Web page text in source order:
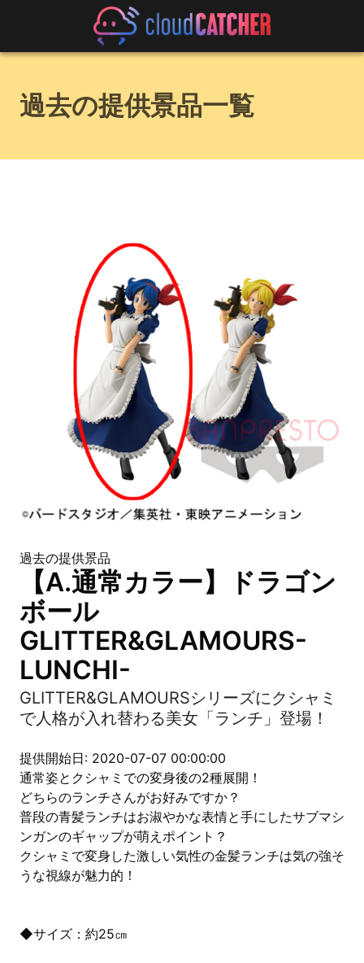
過去の提供景品一覧
過去の提供景品
【A.通常カラー】ドラゴン
ボール
GLITTER&GLAMOURS-
LUNCHI-
GLITTER&GLAMOURSシリーズにクシャミ
で人格が入れ替わる美女「ランチ」登場！
提供開始日: 2020-07-07 00:00:00
通常姿とクシャミでの変身後の2種展開！
どちらのランチさんがお好みですか？
普段の青髪ランチはお淑やかな表情と手にしたサブマシ
ンガンのギャップが萌えポイント？
クシャミで変身した激しい気性の金髪ランチは気の強そ
うな視線が魅力的！
◆サイズ：約25㎝